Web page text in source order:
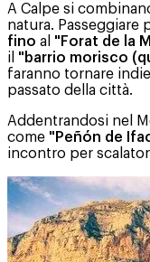
A Calpe si
natura. Passeggiare
fino al "Forat de la
il "barrio morisco
faranno tornare
passato della città.
Addentrandosi nel
come "Peñón de
incontro per